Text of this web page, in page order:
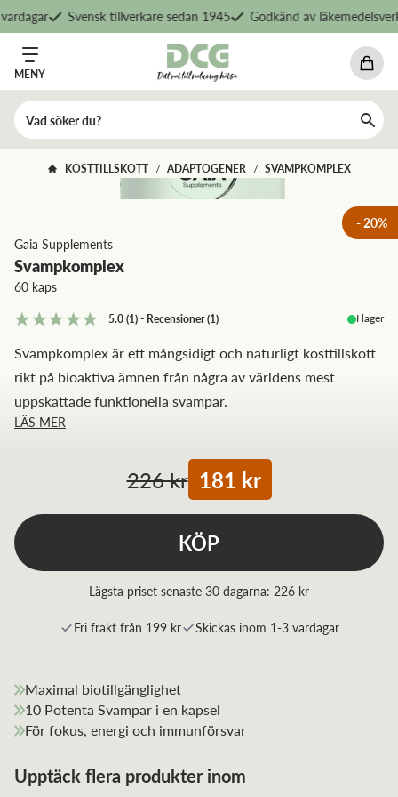
Svensk tillverkare sedan 1945 Godkänd av
MENY
KOSTTILLSKOTT / ADAPTOGENER / SVAMPKOMPLEX
-20%
Gaia Supplements
Svampkomplex
60 kaps
5.0(1)- Recensioner(1) I lager
Svampkomplex är ett mångsidigt och naturligt kosttillskott
rikt på bioaktiva ämnen från några av världens mest
uppskattade funktionella svampar.
LÄS MER
226 kr 181 kr
KÖP
Lägsta priset senaste 30 dagarna: 226 kr
Fri frakt från 199 kr Skickas inom 1-3 vardagar
Maximal biotillgänglighet
10 Potenta Svampar i en kapsel
För fokus, energi och immunförsvar
Upptäck flera produkter inom